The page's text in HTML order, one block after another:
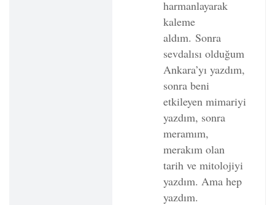
harmanlayarak
kaleme
aldım. Sonra
sevdalısı olduğum
Ankara’yı yazdım,
sonra beni
etkileyen mimariyi
yazdım, sonra
meramım,
merakım olan
tarih ve mitolojiyi
yazdım. Ama hep
yazdım.